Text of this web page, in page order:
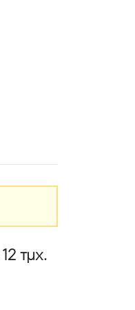
τμχ.